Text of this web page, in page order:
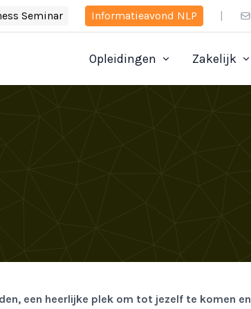
Seminar Informatieavond NLP |
Opleidingen Zakelijk
een heerlijke plek om tot jezelf te komen en